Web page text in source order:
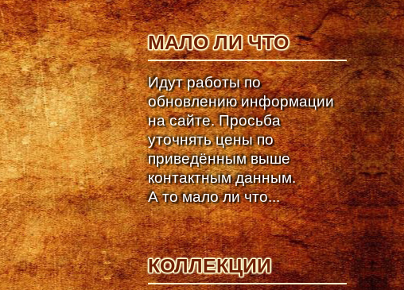
МАЛО ЛИ ЧТО
Идут работы по
обновлению информации
на сайте. Просьба
уточнять цены по
приведённым выше
контактным данным.
А то мало ли что...
КОЛЛЕКЦИИ